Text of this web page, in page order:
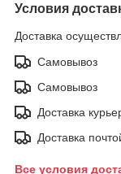
Условия
Доставка
Самовывоз
Самовывоз
Доставка
Доставка
Все условия